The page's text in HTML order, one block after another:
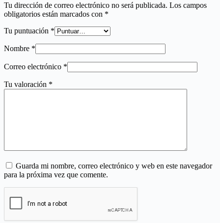
Tu dirección de correo electrónico no será publicada. Los campos
obligatorios están marcados con *
Tu puntuación *
Nombre *
Correo electrónico *
Tu valoración *
Guarda mi nombre, correo electrónico y web en este navegador
para la próxima vez que comente.